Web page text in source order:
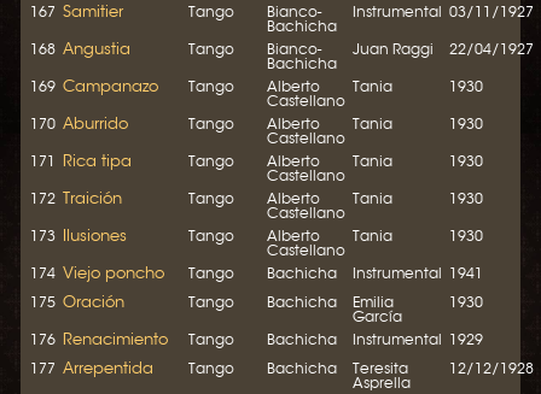
167 Samitier Tango
Bianco-
Bachicha
Instrumental 03/11/1927
168 Angustia Tango
Bianco-
Bachicha
Juan Raggi 22/04/1927
169 Campanazo Tango
Alberto
Castellano
Tania 1930
170 Aburrido Tango
Alberto
Castellano
Tania 1930
171 Rica tipa Tango
Alberto
Castellano
Tania 1930
172 Traición Tango
Alberto
Castellano
Tania 1930
173 Ilusiones Tango
Alberto
Castellano
Tania 1930
174 Viejo poncho Tango Bachicha Instrumental 1941
175 Oración Tango Bachicha
Emilia
García
1930
176 Renacimiento Tango Bachicha Instrumental 1929
177 Arrepentida Tango Bachicha
Teresita
Asprella
12/12/1928